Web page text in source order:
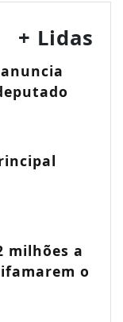
+ Lidas
milhões a
o